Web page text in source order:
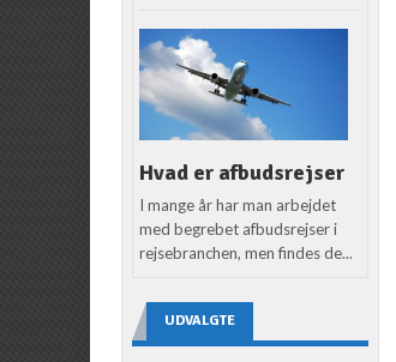
Hvad er afbudsrejser
I mange år har man arbejdet
med begrebet afbudsrejser i
rejsebranchen, men findes de...
UDVALGTE